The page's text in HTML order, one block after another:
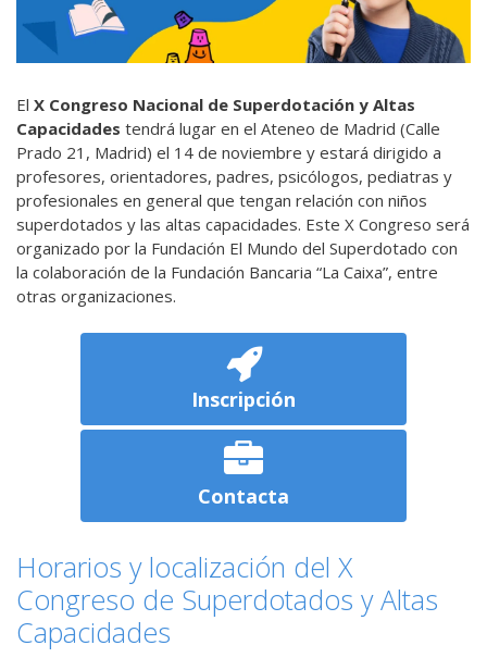
El X Congreso Nacional de Superdotación y Altas
Capacidades tendrá lugar en el Ateneo de Madrid (Calle
Prado 21, Madrid) el 14 de noviembre y estará dirigido a
profesores, orientadores, padres, psicólogos, pediatras y
profesionales en general que tengan relación con niños
superdotados y las altas capacidades. Este X Congreso será
organizado por la Fundación El Mundo del Superdotado con
la colaboración de la Fundación Bancaria “La Caixa”, entre
otras organizaciones.
Inscripción
Contacta
Horarios y localización del X
Congreso de Superdotados yAltas
Capacidades